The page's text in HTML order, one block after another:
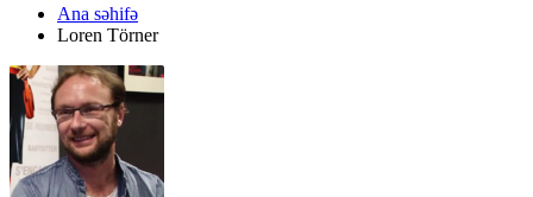
Ana səhifə
Loren Törner